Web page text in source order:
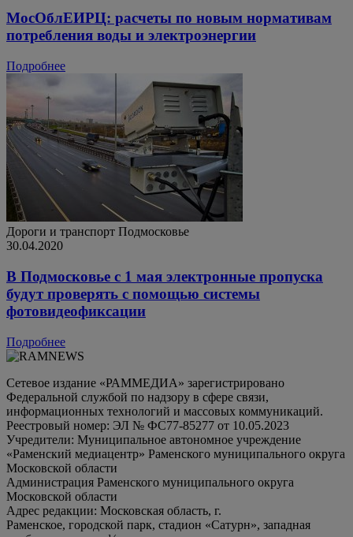
МосОблЕИРЦ: расчеты по новым нормативам
потребления воды и электроэнергии
Подробнее
Дороги и транспорт Подмосковье
30.04.2020
В Подмосковье с 1 мая электронные пропуска
будут проверять с помощью системы
фотовидеофиксации
Подробнее
Сетевое издание «РАММЕДИА» зарегистрировано
Федеральной службой по надзору в сфере связи,
информационных технологий и массовых коммуникаций.
Реестровый номер: ЭЛ № ФС77-85277 от 10.05.2023
Учредители: Муниципальное автономное учреждение
«Раменский медиацентр» Раменского муниципального округа
Московской области
Администрация Раменского муниципального округа
Московской области
Адрес редакции: Московская область, г.
Раменское, городской парк, стадион «Сатурн», западная